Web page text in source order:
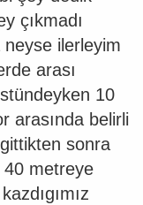
çıkmadı
neyse ilerleyim
arası
10
arasında belirli
sonra
40 metreye